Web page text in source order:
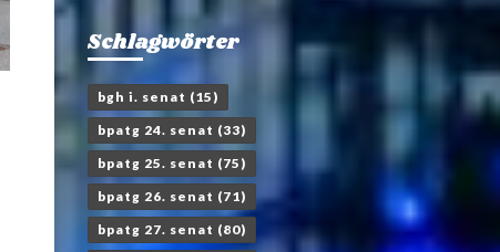
Schlagwörter
bgh i. senat (15)
bpatg 24. senat (33)
bpatg 25. senat (75)
bpatg 26. senat (71)
bpatg 27. senat (80)